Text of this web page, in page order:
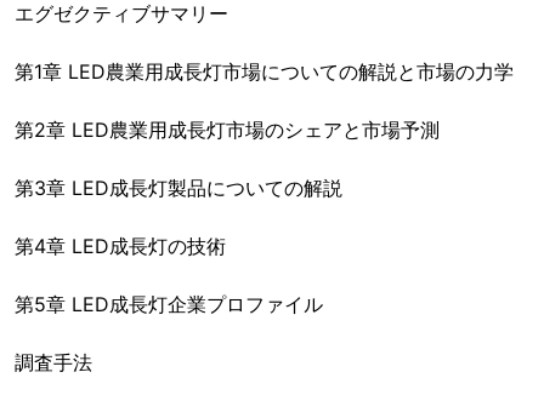
エグゼクティブサマリー
第1章 LED農業用成長灯市場についての解説と市場の力学
第2章 LED農業用成長灯市場のシェアと市場予測
第3章 LED成長灯製品についての解説
第4章 LED成長灯の技術
第5章 LED成長灯企業プロファイル
調査手法